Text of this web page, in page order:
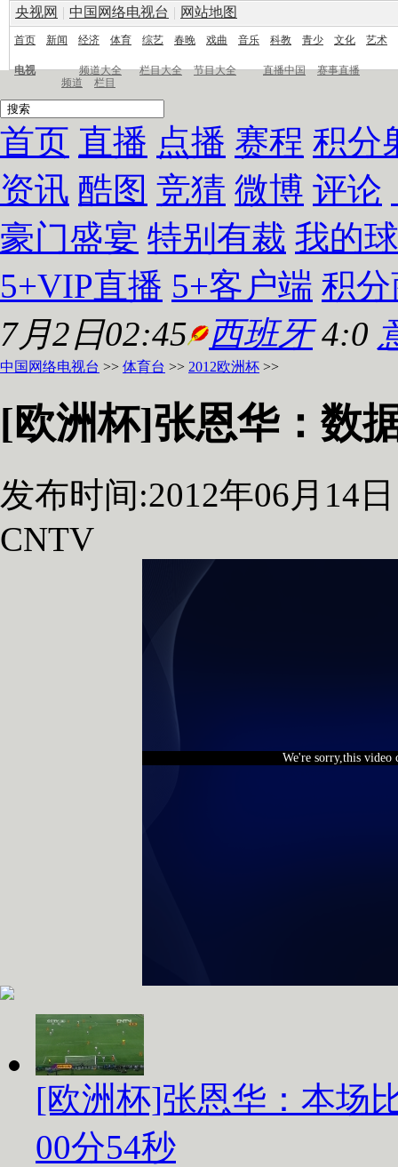
央视网 | 中国网络电视台 | 网站地图
首页 新闻 经济 体育 综艺 春晚 戏曲 音乐 科教 青少 文化 艺术
电视 频道大全 栏目大全 节目大全 直播中国
赛事直播
频道
栏目
首页 直播 点播 赛程 积分
资讯 酷图 竞猜 微博 评论
豪门盛宴 特别有裁 我的
5+VIP直播 5+客户端 积
7月2日02:45
西班牙4:0
中国网络电视台 >> 体育台 >> 2012欧洲杯 >>
[欧洲杯]张恩华：数
发布时间:2012年06月14
CNTV
We're sorry,this video
[欧洲杯]张恩华：本场
00分54秒